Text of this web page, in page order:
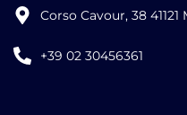
Corso Cavour, 38
+39 02 30456361